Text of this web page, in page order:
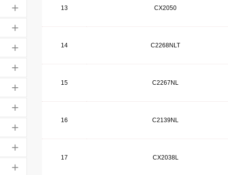
+
+
+
+
+
+
+
+
+
13 CX2050
14 C2268NLT
15 C2267NL
16 C2139NL
17 CX2038L